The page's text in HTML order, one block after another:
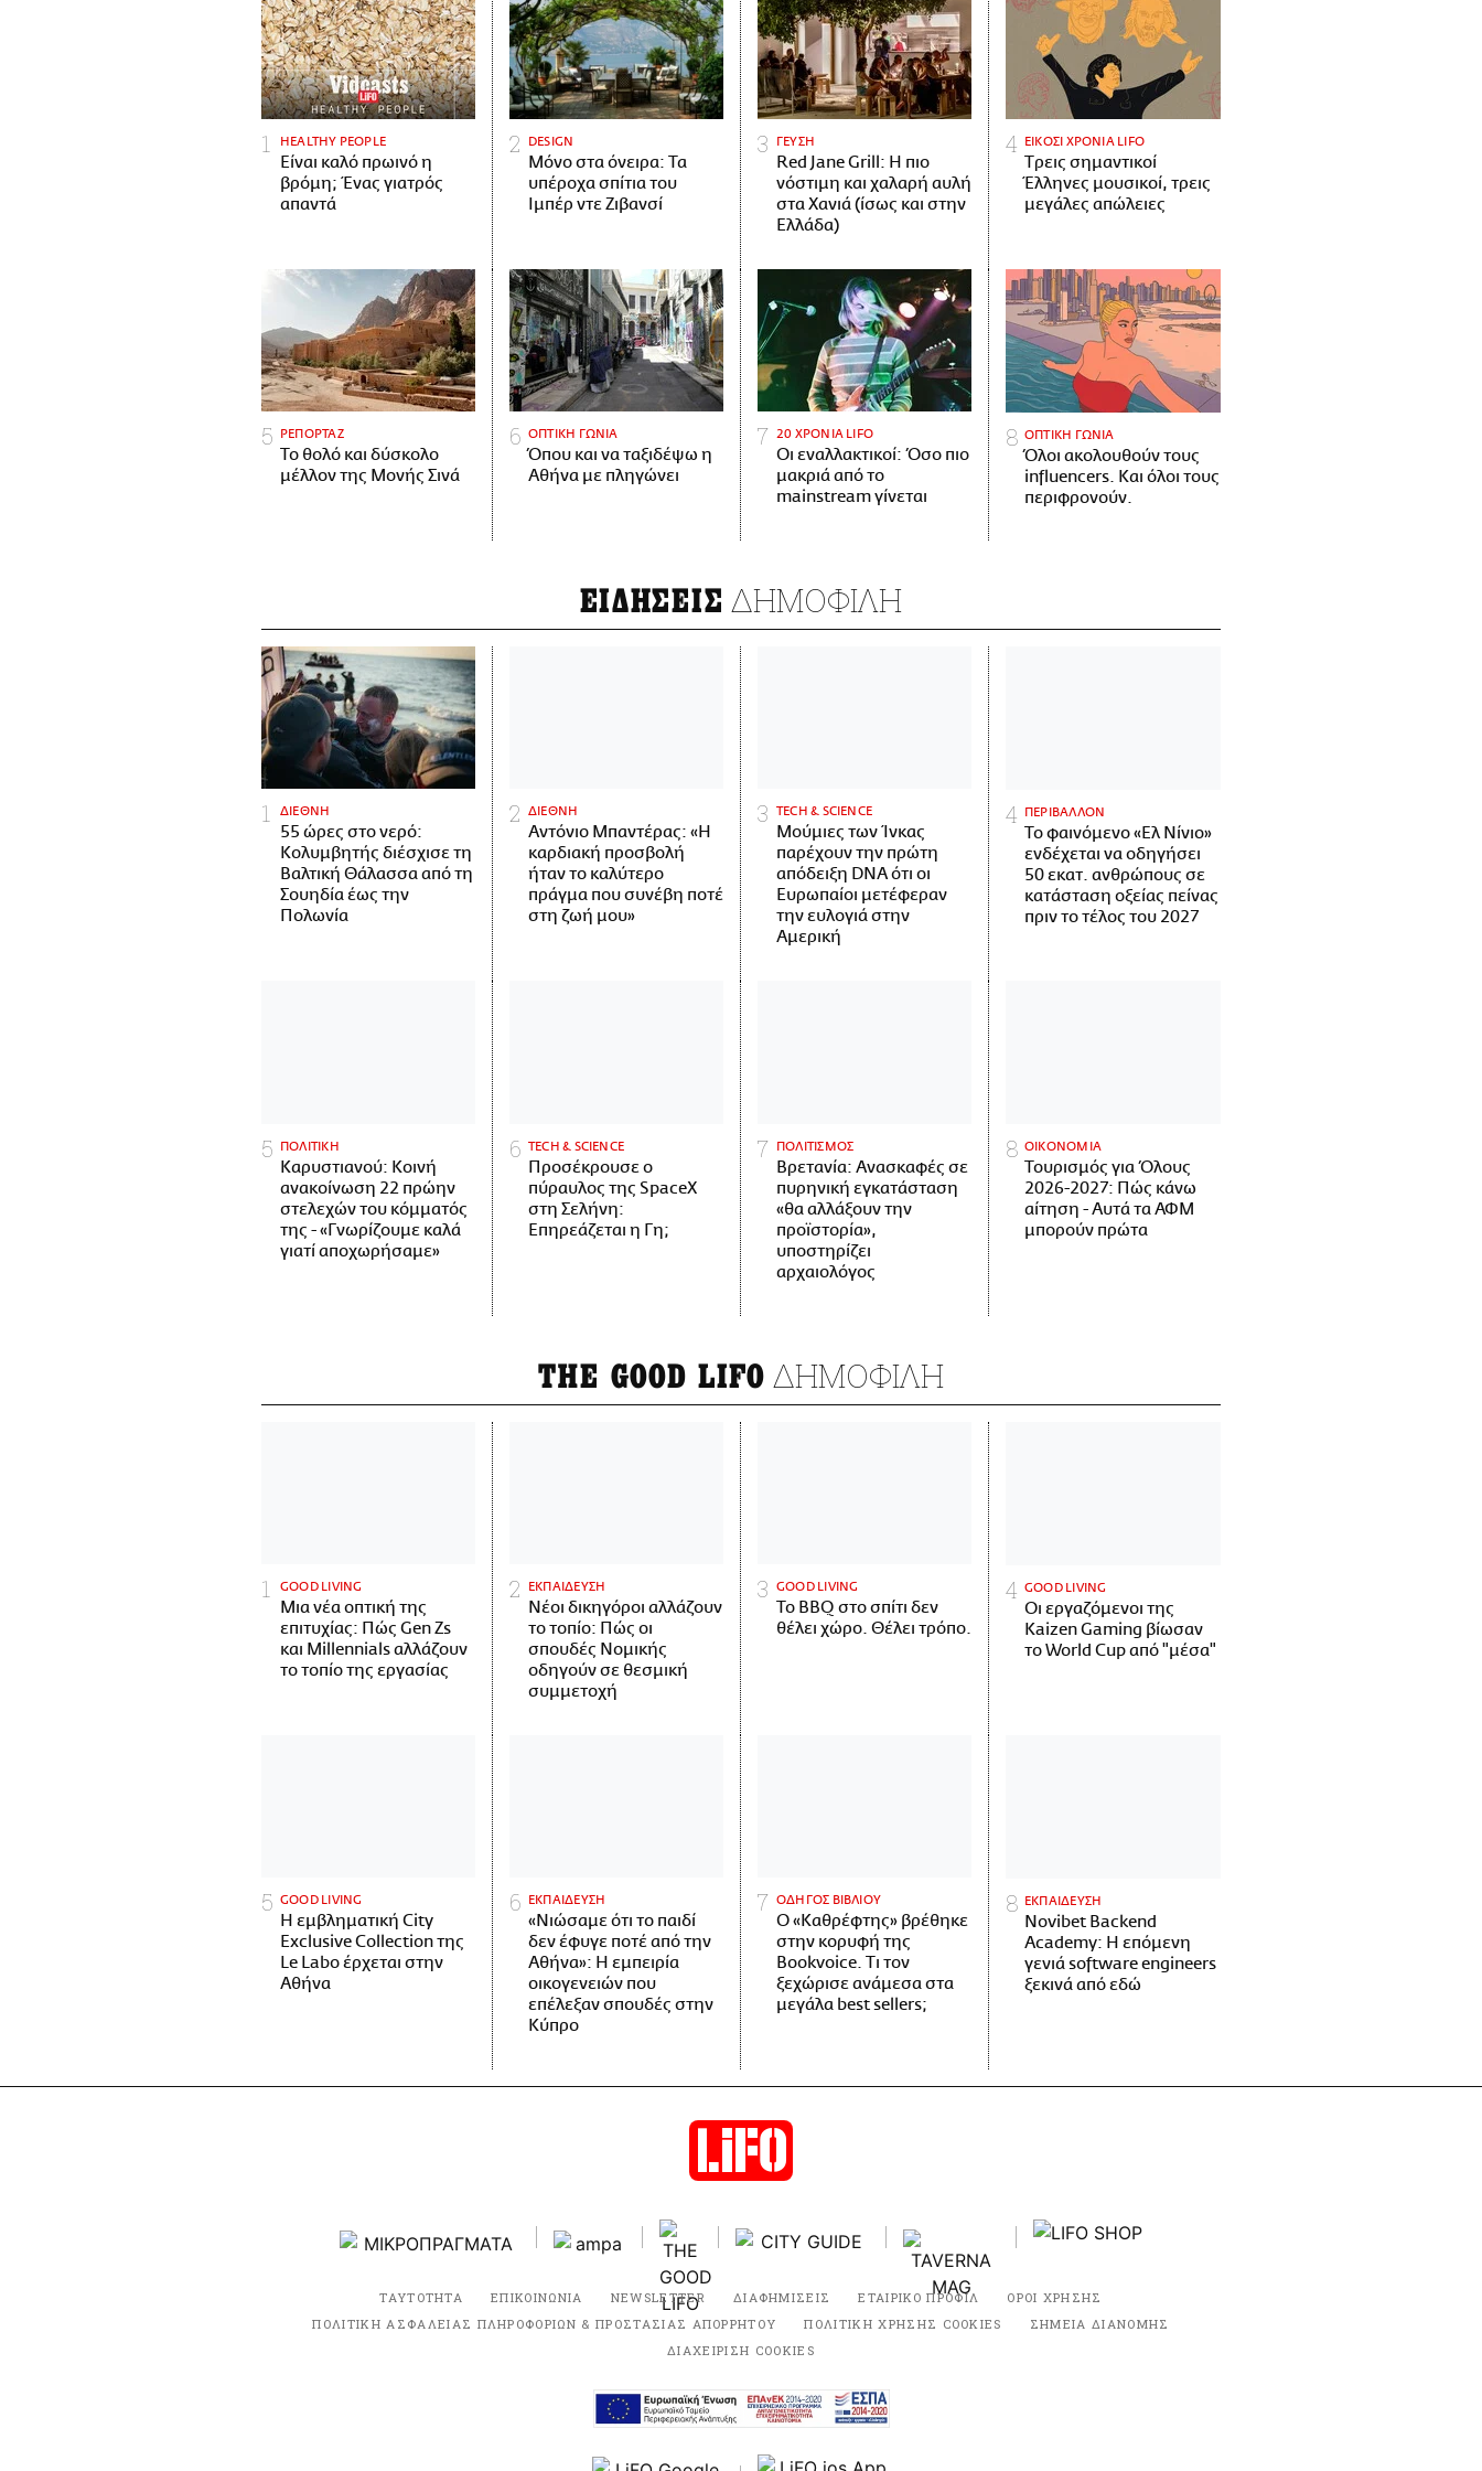
HEALTHY PEOPLE
Είναι καλό πρωινό η
βρόμη; Ένας γιατρός
απαντά
DESIGN
Μόνο στα όνειρα: Τα
υπέροχα σπίτια του
Ιμπέρ ντε Ζιβανσί
ΓΕΥΣΗ
Red Jane Grill: Η πιο
νόστιμη και χαλαρή αυλή
στα Χανιά (ίσως και στην
Ελλάδα)
ΕΙΚΟΣΙ ΧΡΟΝΙΑ LIFO
Tρεις σημαντικοί
Έλληνες μουσικοί, τρεις
μεγάλες απώλειες
ΡΕΠΟΡΤΑΖ
Το θολό και δύσκολο
μέλλον της Μονής Σινά
ΟΠΤΙΚΗ ΓΩΝΙΑ
Όπου και να ταξιδέψω η
Αθήνα με πληγώνει
20 ΧΡΟΝΙΑ LIFO
Οι εναλλακτικοί: Όσο πιο
μακριά από το
mainstream γίνεται
ΟΠΤΙΚΗ ΓΩΝΙΑ
Όλοι ακολουθούν τους
influencers. Και όλοι τους
περιφρονούν.
ΕΙΔΗΣΕΙΣ ΔΗΜΟΦΙΛΗ
ΔΙΕΘΝΗ
55 ώρες στο νερό:
Κολυμβητής διέσχισε τη
Βαλτική Θάλασσα από τη
Σουηδία έως την
Πολωνία
ΔΙΕΘΝΗ
Αντόνιο Μπαντέρας: «Η
καρδιακή προσβολή
ήταν το καλύτερο
πράγμα που συνέβη ποτέ
στη ζωή μου»
ΤECH & SCIENCE
Μούμιες των Ίνκας
παρέχουν την πρώτη
απόδειξη DNA ότι οι
Ευρωπαίοι μετέφεραν
την ευλογιά στην
Αμερική
ΠΕΡΙΒΑΛΛΟΝ
Το φαινόμενο «Ελ Νίνιο»
ενδέχεται να οδηγήσει
50 εκατ. ανθρώπους σε
κατάσταση οξείας πείνας
πριν το τέλος του 2027
ΠΟΛΙΤΙΚΗ
Καρυστιανού: Κοινή
ανακοίνωση 22 πρώην
στελεχών του κόμματός
της - «Γνωρίζουμε καλά
γιατί αποχωρήσαμε»
ΤECH & SCIENCE
Προσέκρουσε ο
πύραυλος της SpaceX
στη Σελήνη:
Επηρεάζεται η Γη;
ΠΟΛΙΤΙΣΜΟΣ
Βρετανία: Ανασκαφές σε
πυρηνική εγκατάσταση
«θα αλλάξουν την
προϊστορία»,
υποστηρίζει
αρχαιολόγος
ΟΙΚΟΝΟΜΙΑ
Τουρισμός για Όλους
2026-2027: Πώς κάνω
αίτηση - Αυτά τα ΑΦΜ
μπορούν πρώτα
THE GOOD LIFO ΔΗΜΟΦΙΛΗ
GOOD LIVING
Μια νέα οπτική της
επιτυχίας: Πώς Gen Zs
και Millennials αλλάζουν
το τοπίο της εργασίας
ΕΚΠΑΙΔΕΥΣΗ
Νέοι δικηγόροι αλλάζουν
το τοπίο: Πώς οι
σπουδές Νομικής
οδηγούν σε θεσμική
συμμετοχή
GOOD LIVING
Το BBQ στο σπίτι δεν
θέλει χώρο. Θέλει τρόπο.
GOOD LIVING
Οι εργαζόμενοι της
Kaizen Gaming βίωσαν
το World Cup από "μέσα"
GOOD LIVING
Η εμβληματική City
Exclusive Collection της
Le Labo έρχεται στην
Αθήνα
ΕΚΠΑΙΔΕΥΣΗ
«Νιώσαμε ότι το παιδί
δεν έφυγε ποτέ από την
Αθήνα»: Η εμπειρία
οικογενειών που
επέλεξαν σπουδές στην
Κύπρο
ΟΔΗΓΟΣ ΒΙΒΛΙΟΥ
Ο «Καθρέφτης» βρέθηκε
στην κορυφή της
Bookvoice. Τι τον
ξεχώρισε ανάμεσα στα
μεγάλα best sellers;
ΕΚΠΑΙΔΕΥΣΗ
Novibet Backend
Academy: Η επόμενη
γενιά software engineers
ξεκινά από εδώ
ΤΑΥΤΟΤΗΤΑ ΕΠΙΚΟΙΝΩΝΙΑ NEWSLETTER ΔΙΑΦΗΜΙΣΕΙΣ ΕΤΑΙΡΙΚΟ ΠΡΟΦΙΛ
ΟΡΟΙ ΧΡΗΣΗΣ
ΠΟΛΙΤΙΚΗ ΑΣΦΑΛΕΙΑΣ ΠΛΗΡΟΦΟΡΙΩΝ & ΠΡΟΣΤΑΣΙΑΣ ΑΠΟΡΡΗΤΟΥ
ΠΟΛΙΤΙΚΗ ΧΡΗΣΗΣ COOKIES
ΣΗΜΕΙΑ ΔΙΑΝΟΜΗΣ
ΔΙΑΧΕΙΡΙΣΗ COOKIES